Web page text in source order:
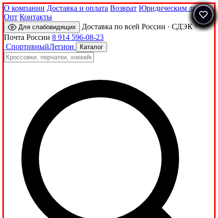
О компании Доставка и оплата Возврат Юридическим лицам
Опт Контакты
Для слабовидящих
Доставка по всей России · СДЭК ·
Почта России 8 914 596-08-23
СпортивныйЛегион Каталог